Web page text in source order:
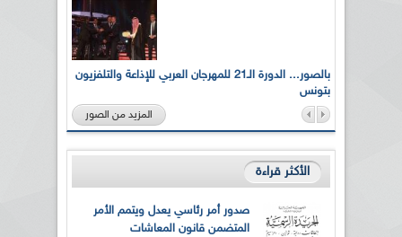
بالصور... الدورة الـ21 للمهرجان العربي للإذاعة والتلفزيون
بتونس
المزيد من الصور
الأكثر قراءة
صدور أمر رئاسي يعدل ويتمم الأمر
المتضمن قانون المعاشات